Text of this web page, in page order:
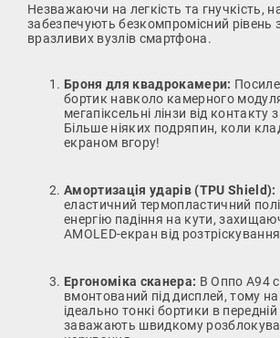
Незважаючи на легкість та гнучкість,
забезпечують безкомпромісний рівень
вразливих вузлів смартфона.
Броня для квадрокамери:
бортик навколо камерного
мегапіксельні лінзи від контакту
Більше ніяких подряпин, коли
екраном вгору!
Амортизація ударів (TPU Shield):
еластичний термопластичний
енергію падіння на кути,
AMOLED-екран від
Ергономіка сканера: В Оппо А94
вмонтований під дисплей, тому
ідеально тонкі бортики в
заважають швидкому